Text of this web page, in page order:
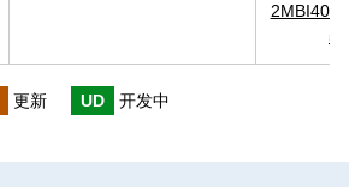
50
更新 UD 开发中